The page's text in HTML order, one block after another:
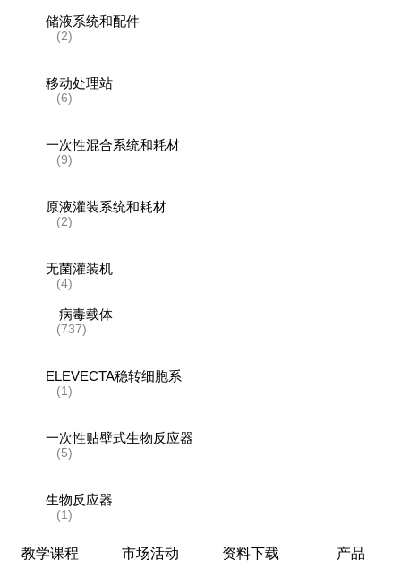
储液系统和配件
(2)
移动处理站
(6)
一次性混合系统和耗材
(9)
原液灌装系统和耗材
(2)
无菌灌装机
(4)
病毒载体
(737)
ELEVECTA稳转细胞系
(1)
一次性贴壁式生物反应器
(5)
生物反应器
(1)
层析系统和层析柱
教学课程 市场活动 资料下载 产品